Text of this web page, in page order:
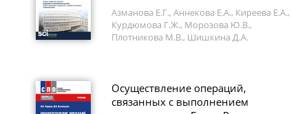
Азманова Е.Г., Аннекова Е.А., Киреева Е.А.,
Курдюмова Г.Ж., Морозова Ю.В.,
Плотникова М.В., Шишкина Д.А.
Осуществление операций,
связанных с выполнением